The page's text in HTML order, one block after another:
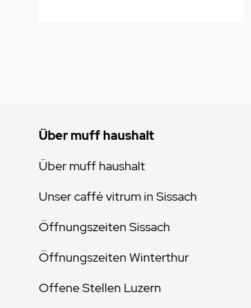
Über muff haushalt
Über muff haushalt
Unser caffé vitrum in Sissach
Öffnungszeiten Sissach
Öffnungszeiten Winterthur
Offene Stellen Luzern